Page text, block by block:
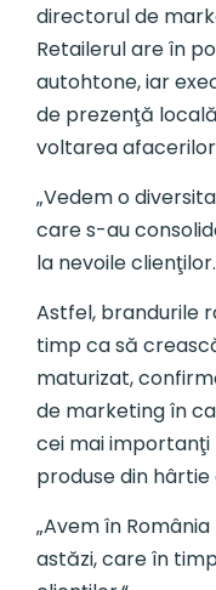
directorul de
Retailerul are în
autoh­tone, iar
de pre­zenţă
voltarea
„Vedem o
care s-au
la nevoile
Astfel, brandurile
timp ca să
maturizat,
de marketing în
cei mai
produse din hârtie
„Avem în
astăzi, care în